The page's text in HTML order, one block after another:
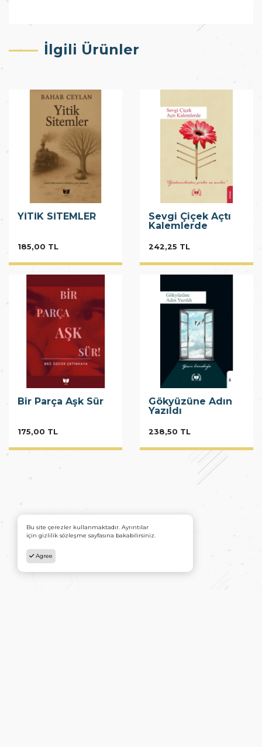
İlgili Ürünler
YİTİK SİTEMLER
185,00 TL
Sevgi Çiçek Açtı
Kalemlerde
242,25 TL
Bir Parça Aşk Sür
175,00 TL
Gökyüzüne Adın
Yazıldı
238,50 TL
Bu site çerezler kullanmaktadır. Ayrıntılar
için gizlilik sözleşme sayfasına bakabilirsiniz.
Agree